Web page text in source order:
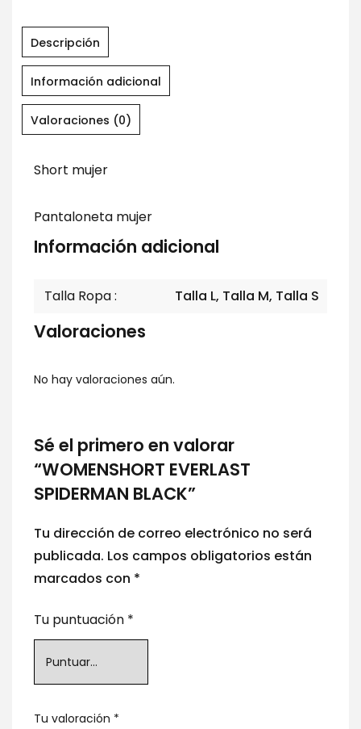
Descripción
Información adicional
Valoraciones (0)
Short mujer
Pantaloneta mujer
Información adicional
Talla Ropa Talla L, Talla M, Talla S
Valoraciones
No hay valoraciones aún.
Sé el primero en valorar
“WOMENSHORT EVERLAST
SPIDERMAN BLACK”
Tu dirección de correo electrónico no será
publicada. Los campos obligatorios están
marcados con *
Tu puntuación *
Tu valoración *